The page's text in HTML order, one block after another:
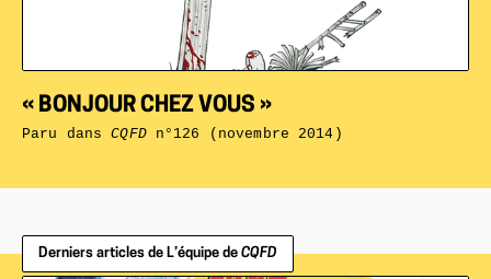
« BONJOUR CHEZ VOUS »
Paru dansCQFDn°126 (novembre 2014)
Derniers articles de L’équipe de CQFD